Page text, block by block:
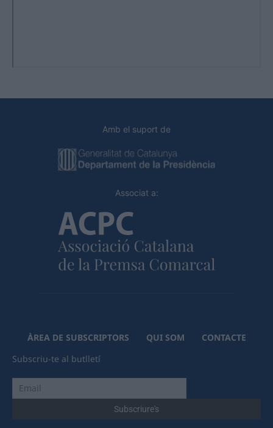
Amb el suport de
Associat a:
ÀREA DE SUBSCRIPTORS QUI SOM
CONTACTE
Subscriu-te al butlletí